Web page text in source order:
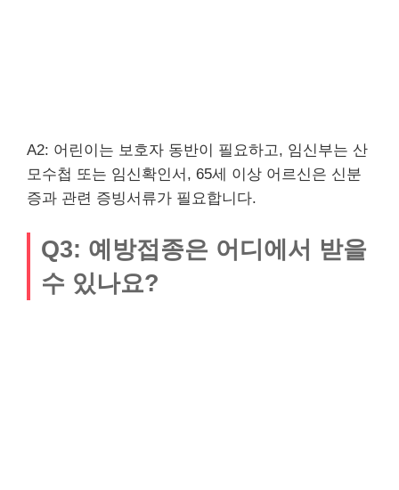
A2: 어린이는 보호자 동반이 필요하고, 임신부는 산
모수첩 또는 임신확인서, 65세 이상 어르신은 신분
증과 관련 증빙서류가 필요합니다.
Q3: 예방접종은 어디에서 받을
수 있나요?